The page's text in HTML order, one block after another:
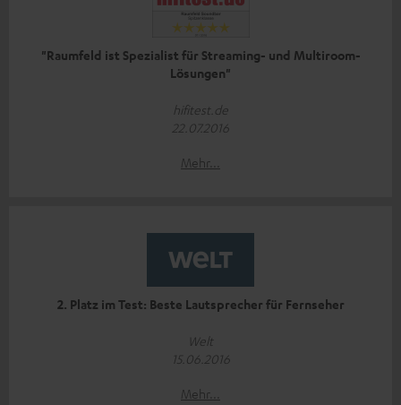
"Raumfeld ist Spezialist für Streaming- und Multiroom-
Lösungen"
hifitest.de
22.07.2016
Mehr...
2. Platz im Test: Beste Lautsprecher für Fernseher
Welt
15.06.2016
Mehr...